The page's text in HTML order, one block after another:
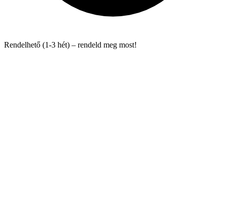
Rendelhető (1-3 hét) – rendeld meg most!